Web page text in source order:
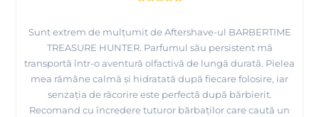
Sunt extrem de mulțumit de Aftershave-ul BARBERTIME
TREASURE HUNTER. Parfumul său persistent mă
transportă într-o aventură olfactivă de lungă durată. Pielea
mea rămâne calmă și hidratată după fiecare folosire, iar
senzația de răcorire este perfectă după bărbierit.
Recomand cu încredere tuturor bărbaților care caută un